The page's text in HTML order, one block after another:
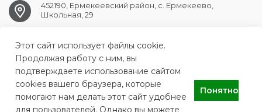
452190, Ермекеевский район, с. Ермекеево,
Школьная, 29
ermekeev.crb@doctorrb.ru
ГБУЗ РБ Ермекеевская ЦРБ
Этот сайт использует файлы cookie.
Продолжая работу с ним, вы
подтверждаете использование сайтом
cookies вашего браузера, которые
помогают нам делать этот сайт удобнее
для пользователей. Однако вы можете
Понятно